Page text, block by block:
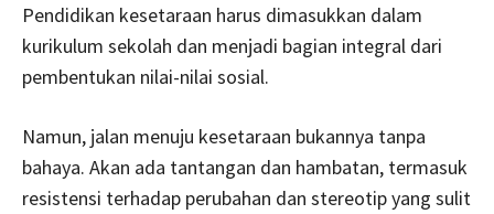
Pendidikan kesetaraan harus dimasukkan dalam
kurikulum sekolah dan menjadi bagian integral dari
pembentukan nilai-nilai sosial.
Namun, jalan menuju kesetaraan bukannya tanpa
bahaya. Akan ada tantangan dan hambatan, termasuk
resistensi terhadap perubahan dan stereotip yang sulit